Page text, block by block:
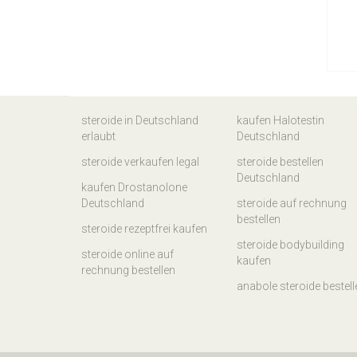
steroide in Deutschland
erlaubt
steroide verkaufen legal
kaufen Drostanolone
Deutschland
steroide rezeptfrei kaufen
steroide online auf
rechnung bestellen
kaufen Halotestin
Deutschland
steroide bestellen
Deutschland
steroide auf rechnung
bestellen
steroide bodybuilding
kaufen
anabole steroide